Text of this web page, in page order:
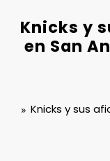
Knicks y
en San
Knicks y sus